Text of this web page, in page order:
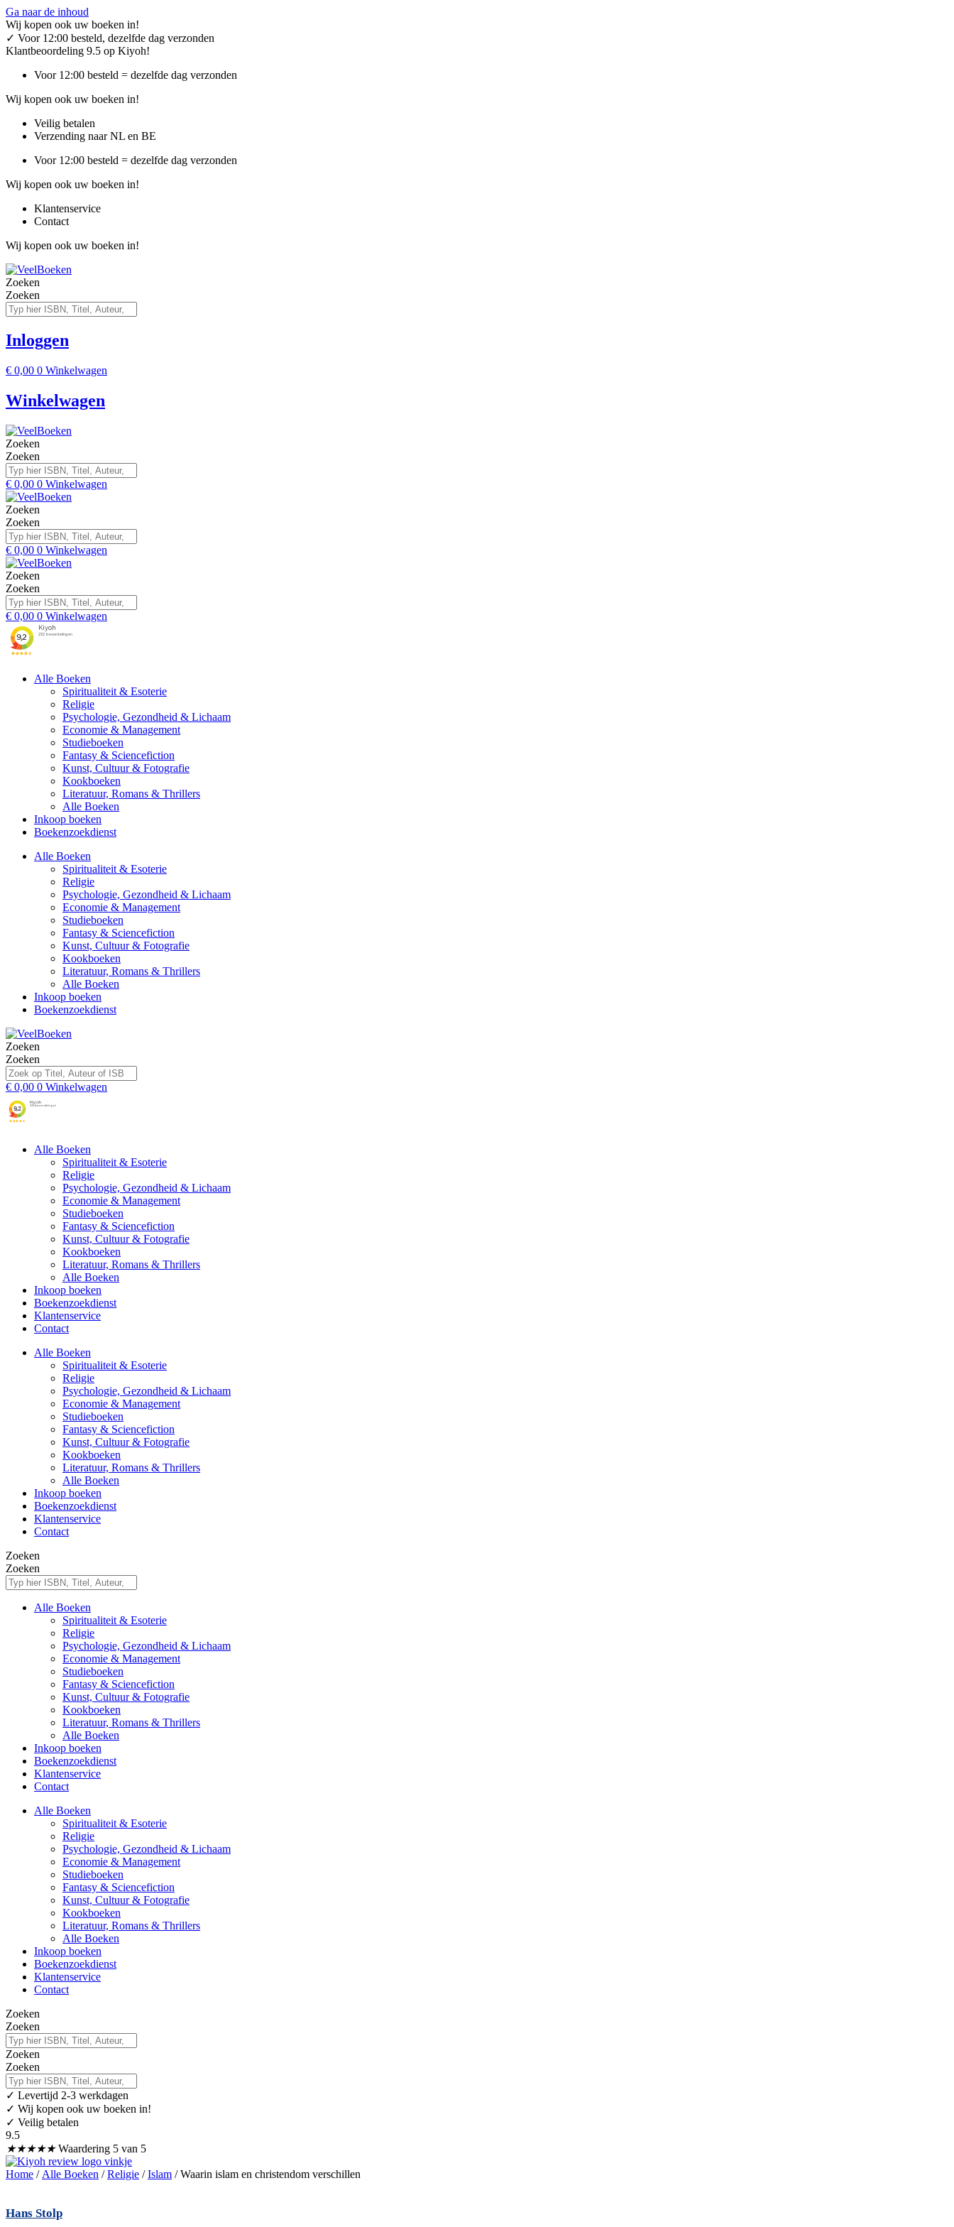
Ga naar de inhoud
Wij kopen ook uw boeken in!
✓ Voor 12:00 besteld, dezelfde dag verzonden
Klantbeoordeling 9.5 op Kiyoh!
Voor 12:00 besteld = dezelfde dag verzonden
Wij kopen ook uw boeken in!
Veilig betalen
Verzending naar NL en BE
Voor 12:00 besteld = dezelfde dag verzonden
Wij kopen ook uw boeken in!
Klantenservice
Contact
Wij kopen ook uw boeken in!
Zoeken
Zoeken
Inloggen
€ 0,00 0 Winkelwagen
Winkelwagen
Zoeken
Zoeken
€ 0,00 0 Winkelwagen
Zoeken
Zoeken
€ 0,00 0 Winkelwagen
Zoeken
Zoeken
€ 0,00 0 Winkelwagen
Alle Boeken
Spiritualiteit & Esoterie
Religie
Psychologie, Gezondheid & Lichaam
Economie & Management
Studieboeken
Fantasy & Sciencefiction
Kunst, Cultuur & Fotografie
Kookboeken
Literatuur, Romans & Thrillers
Alle Boeken
Inkoop boeken
Boekenzoekdienst
Alle Boeken
Spiritualiteit & Esoterie
Religie
Psychologie, Gezondheid & Lichaam
Economie & Management
Studieboeken
Fantasy & Sciencefiction
Kunst, Cultuur & Fotografie
Kookboeken
Literatuur, Romans & Thrillers
Alle Boeken
Inkoop boeken
Boekenzoekdienst
Zoeken
Zoeken
€ 0,00 0 Winkelwagen
Alle Boeken
Spiritualiteit & Esoterie
Religie
Psychologie, Gezondheid & Lichaam
Economie & Management
Studieboeken
Fantasy & Sciencefiction
Kunst, Cultuur & Fotografie
Kookboeken
Literatuur, Romans & Thrillers
Alle Boeken
Inkoop boeken
Boekenzoekdienst
Klantenservice
Contact
Alle Boeken
Spiritualiteit & Esoterie
Religie
Psychologie, Gezondheid & Lichaam
Economie & Management
Studieboeken
Fantasy & Sciencefiction
Kunst, Cultuur & Fotografie
Kookboeken
Literatuur, Romans & Thrillers
Alle Boeken
Inkoop boeken
Boekenzoekdienst
Klantenservice
Contact
Zoeken
Zoeken
Alle Boeken
Spiritualiteit & Esoterie
Religie
Psychologie, Gezondheid & Lichaam
Economie & Management
Studieboeken
Fantasy & Sciencefiction
Kunst, Cultuur & Fotografie
Kookboeken
Literatuur, Romans & Thrillers
Alle Boeken
Inkoop boeken
Boekenzoekdienst
Klantenservice
Contact
Alle Boeken
Spiritualiteit & Esoterie
Religie
Psychologie, Gezondheid & Lichaam
Economie & Management
Studieboeken
Fantasy & Sciencefiction
Kunst, Cultuur & Fotografie
Kookboeken
Literatuur, Romans & Thrillers
Alle Boeken
Inkoop boeken
Boekenzoekdienst
Klantenservice
Contact
Zoeken
Zoeken
Zoeken
Zoeken
✓ Levertijd 2-3 werkdagen
✓ Wij kopen ook uw boeken in!
✓ Veilig betalen
9.5
★★★★★ Waardering 5 van 5
Home / Alle Boeken /Religie /Islam / Waarin islam en christendom verschillen
Hans Stolp